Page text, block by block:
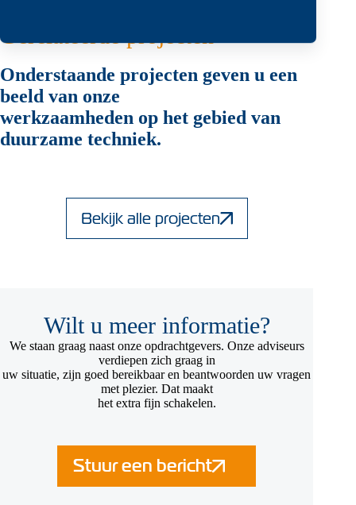
Gerelateerde projecten
Onderstaande projecten geven u een
beeld van onze
werkzaamheden op het gebied van
duurzame techniek.
Bekijk alle projecten
Wilt u meer informatie?
We staan graag naast onze opdrachtgevers. Onze adviseurs
verdiepen zich graag in
uw situatie, zijn goed bereikbaar en beantwoorden uw vragen
met plezier. Dat maakt
het extra fijn schakelen.
Stuur een bericht